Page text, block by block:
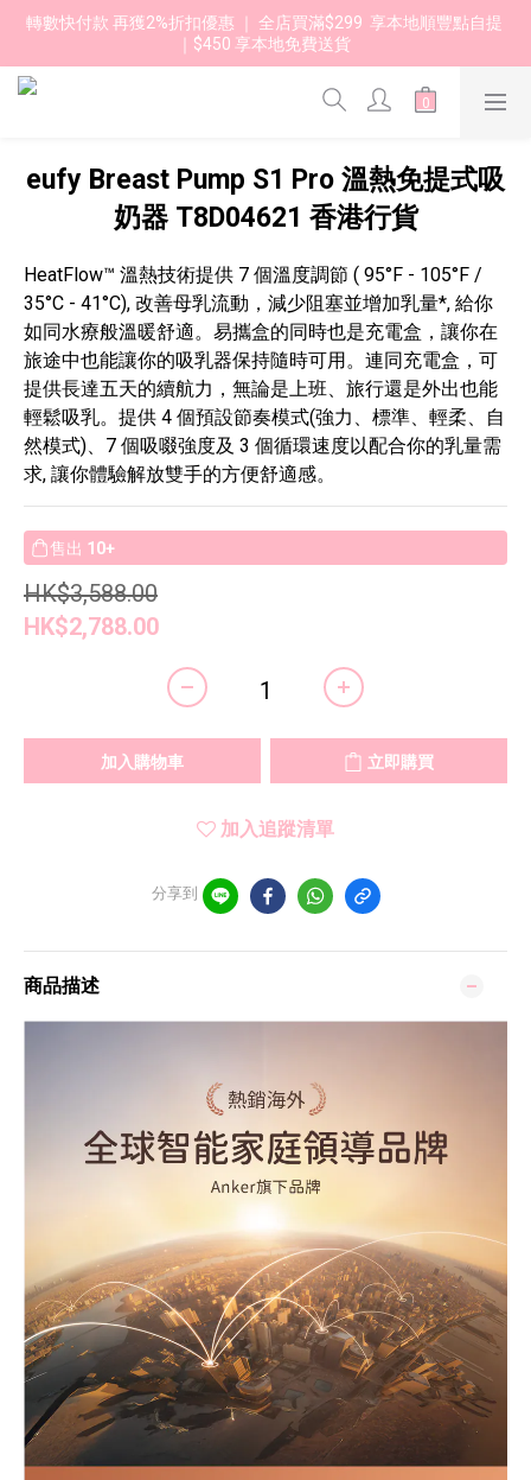
轉數快付款 再獲2%折扣優惠 ｜ 全店買滿$299  享本地順豐點自提
｜$450 享本地免費送貨
eufy Breast Pump S1 Pro 溫熱免提式吸
奶器 T8D04621 香港行貨
HeatFlow™ 溫熱技術提供 7 個溫度調節 ( 95°F - 105°F /
35°C - 41°C), 改善母乳流動，減少阻塞並增加乳量*, 給你
如同水療般溫暖舒適。易攜盒的同時也是充電盒，讓你在
旅途中也能讓你的吸乳器保持隨時可用。連同充電盒，可
提供長達五天的續航力，無論是上班、旅行還是外出也能
輕鬆吸乳。提供 4 個預設節奏模式(強力、標準、輕柔、自
然模式)、7 個吸啜強度及 3 個循環速度以配合你的乳量需
求, 讓你體驗解放雙手的方便舒適感。
售出 10+
HK$3,588.00
HK$2,788.00
加入購物車 立即購買
加入追蹤清單
分享到
商品描述